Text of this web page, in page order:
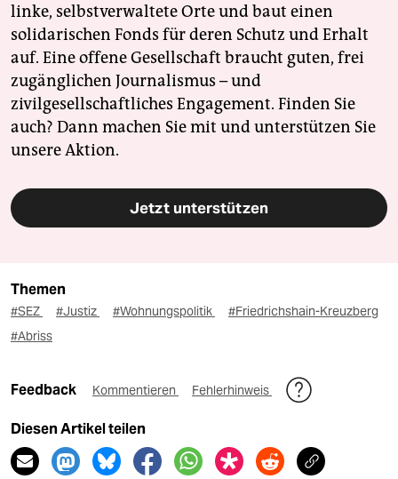
linke, selbstverwaltete Orte und baut einen
solidarischen Fonds für deren Schutz und Erhalt
auf. Eine offene Gesellschaft braucht guten, frei
zugänglichen Journalismus – und
zivilgesellschaftliches Engagement. Finden Sie
auch? Dann machen Sie mit und unterstützen Sie
unsere Aktion.
Jetzt unterstützen
Themen
#SEZ #Justiz #Wohnungspolitik
#Friedrichshain-Kreuzberg
#Abriss
Feedback Kommentieren Fehlerhinweis
Diesen Artikel teilen